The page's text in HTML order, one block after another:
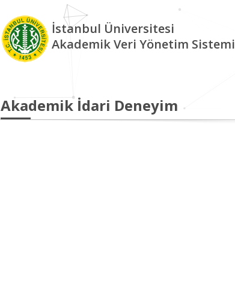
İstanbul Üniversitesi
Akademik Veri Yönetim Sistemi
Akademik İdari Deneyim